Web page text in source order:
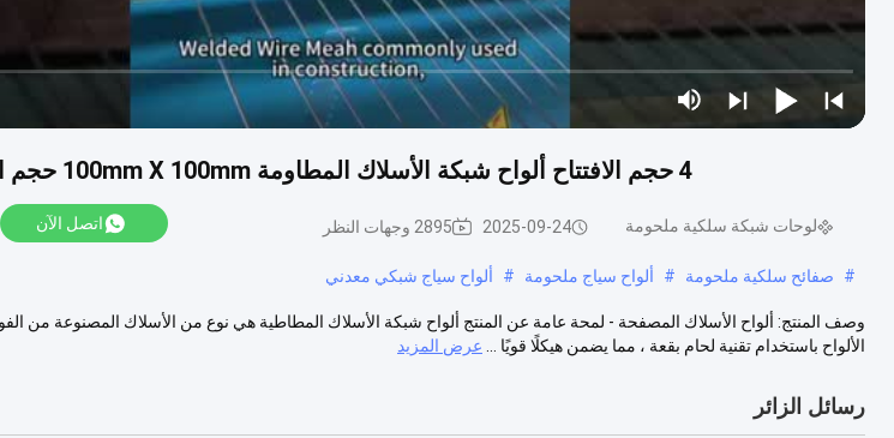
4 حجم الافتتاح ألواح شبكة الأسلاك المطاومة 100mm X 100mm حجم الشبكة قوة عالية
لوحات شبكة سلكية ملحومة 2025-09-24 2895 وجهات النظر اتصل الآن
# صفائح سلكية ملحومة # ألواح سياج ملحومة # ألواح سياج شبكي معدني
وصف المنتج: ألواح الأسلاك المصفحة - لمحة عامة عن المنتج ألواح شبكة الأسلاك المطاطية هي نوع من الأسلاك المصنوعة من
الألواح باستخدام تقنية لحام بقعة ، مما يضمن هيكلًا قويًا ...
عرض المزيد
رسائل الزائر